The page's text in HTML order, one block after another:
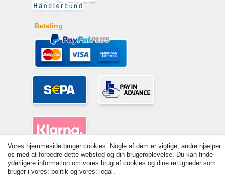
Betaling
© Copyright 2026 | Alle rettigheder forbeholdes. - Prices incl. VAT. 19%
VAT Basic prices see article detail | * Applies to deliveries to the UK!
Vores hjemmeside bruger cookies. Nogle af dem er vigtige, andre hjælper
os med at forbedre dette websted og din brugeroplevelse. Du kan finde
yderligere information om vores brug af cookies og dine rettigheder som
bruger i vores: politik og vores: legal.